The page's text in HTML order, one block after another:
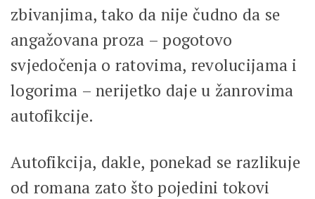
zbivanjima, tako da nije čudno da se
angažovana proza – pogotovo
svjedočenja o ratovima, revolucijama i
logorima – nerijetko daje u žanrovima
autofikcije.
Autofikcija, dakle, ponekad se razlikuje
od romana zato što pojedini tokovi